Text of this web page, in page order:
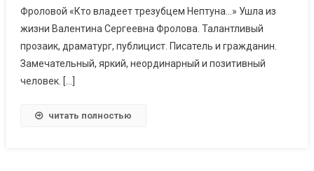
Фроловой «Кто владеет трезубцем Нептуна…» Ушла из
жизни Валентина Сергеевна Фролова. Талантливый
прозаик, драматург, публицист. Писатель и гражданин.
Замечательный, яркий, неординарный и позитивный
человек. […]
читать полностью